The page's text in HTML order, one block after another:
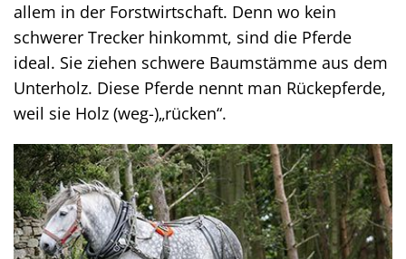
allem in der Forstwirtschaft. Denn wo kein
schwerer Trecker hinkommt, sind die Pferde
ideal. Sie ziehen schwere Baumstämme aus dem
Unterholz. Diese Pferde nennt man Rückepferde,
weil sie Holz (weg-)„rücken“.